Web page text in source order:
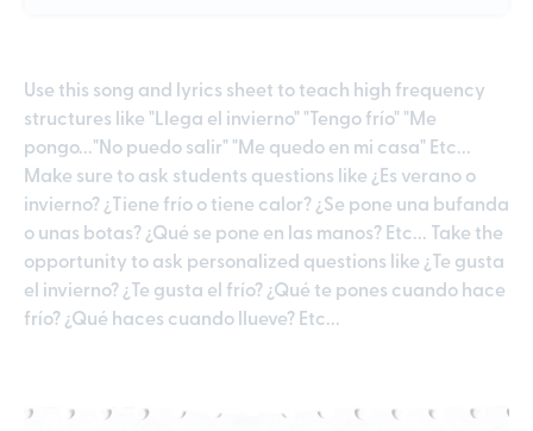
Use this song and lyrics sheet to teach high frequency
structures like "Llega el invierno" "Tengo frío" "Me
pongo..."No puedo salir" "Me quedo en mi casa" Etc...
Make sure to ask students questions like ¿Es verano o
invierno? ¿Tiene frío o tiene calor? ¿Se pone una bufanda
o unas botas? ¿Qué se pone en las manos? Etc... Take the
opportunity to ask personalized questions like ¿Te gusta
el invierno? ¿Te gusta el frío? ¿Qué te pones cuando hace
frío? ¿Qué haces cuando llueve? Etc...